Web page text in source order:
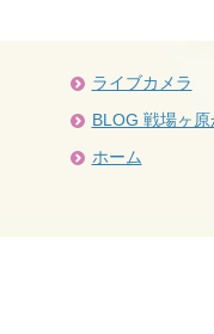
ライブカメラ
BLOG 戦場ヶ
ホーム